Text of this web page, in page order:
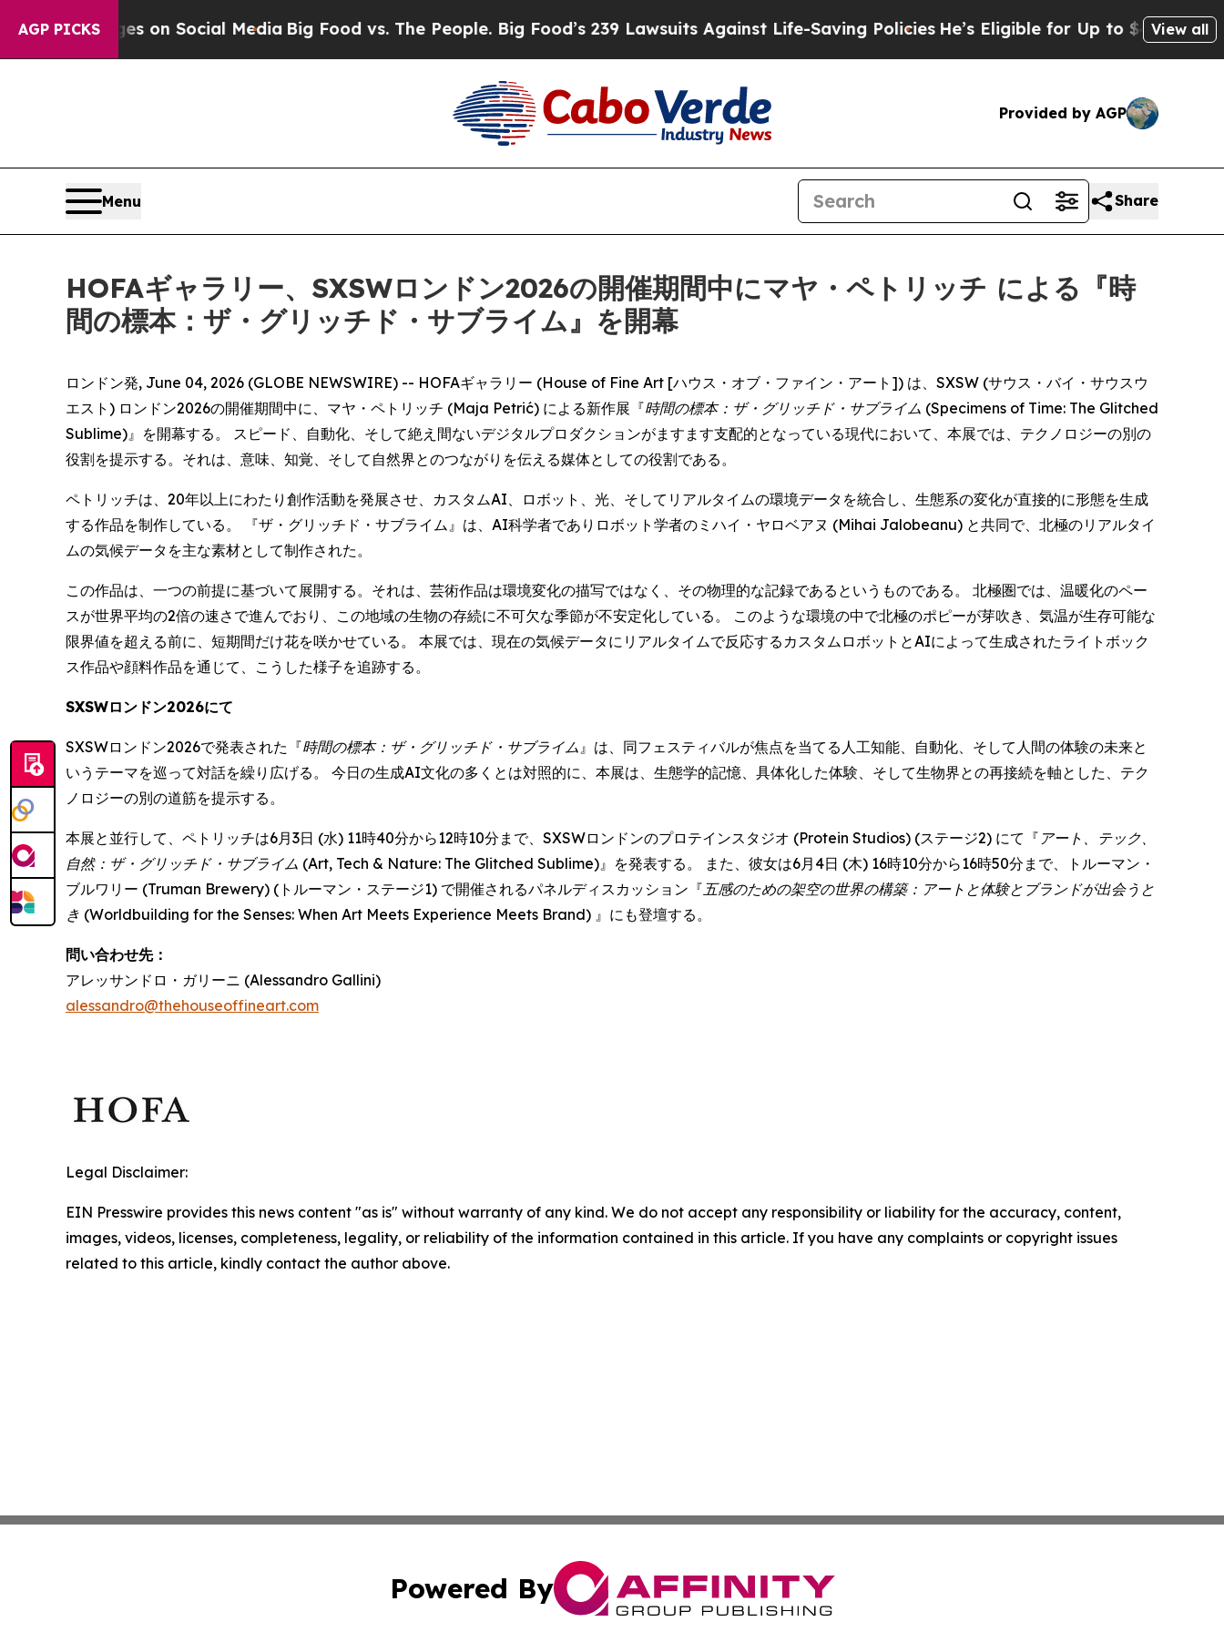
AGP PICKSon Social Media Big Food vs. The People. Big Food’s 239 Lawsuits Against Life-Saving PoliciesHe’s Eligible for Up to $480,000 After
View all
Provided by AGP
Menu Share
HOFAギャラリー、SXSWロンドン2026の開催期間中にマヤ・ペトリッチ による『時
間の標本：ザ・グリッチド・サブライム』を開幕
ロンドン発, June 04, 2026 (GLOBE NEWSWIRE) -- HOFAギャラリー (House of Fine Art [ハウス・オブ・ファイン・アート]) は、SXSW (サウス・バイ・サウスウ
エスト) ロンドン2026の開催期間中に、マヤ・ペトリッチ (Maja Petrić) による新作展『時間の標本：ザ・グリッチド・サブライム (Specimens of Time: The Glitched
Sublime)』を開幕する。 スピード、自動化、そして絶え間ないデジタルプロダクションがますます支配的となっている現代において、本展では、テクノロジーの別の
役割を提示する。それは、意味、知覚、そして自然界とのつながりを伝える媒体としての役割である。
ペトリッチは、20年以上にわたり創作活動を発展させ、カスタムAI、ロボット、光、そしてリアルタイムの環境データを統合し、生態系の変化が直接的に形態を生成
する作品を制作している。 『ザ・グリッチド・サブライム』は、AI科学者でありロボット学者のミハイ・ヤロベアヌ (Mihai Jalobeanu) と共同で、北極のリアルタイ
ムの気候データを主な素材として制作された。
この作品は、一つの前提に基づいて展開する。それは、芸術作品は環境変化の描写ではなく、その物理的な記録であるというものである。 北極圏では、温暖化のペー
スが世界平均の2倍の速さで進んでおり、この地域の生物の存続に不可欠な季節が不安定化している。 このような環境の中で北極のポピーが芽吹き、気温が生存可能な
限界値を超える前に、短期間だけ花を咲かせている。 本展では、現在の気候データにリアルタイムで反応するカスタムロボットとAIによって生成されたライトボック
ス作品や顔料作品を通じて、こうした様子を追跡する。
SXSWロンドン2026にて
SXSWロンドン2026で発表された『時間の標本：ザ・グリッチド・サブライム 』は、同フェスティバルが焦点を当てる人工知能、自動化、そして人間の体験の未来と
いうテーマを巡って対話を繰り広げる。 今日の生成AI文化の多くとは対照的に、本展は、生態学的記憶、具体化した体験、そして生物界との再接続を軸とした、テク
ノロジーの別の道筋を提示する。
本展と並行して、ペトリッチは6月3日 (水) 11時40分から12時10分まで、SXSWロンドンのプロテインスタジオ (Protein Studios) (ステージ2) にて『 アート、テック、
自然：ザ・グリッチド・サブライム (Art, Tech & Nature: The Glitched Sublime)』を発表する。 また、彼女は6月4日 (木) 16時10分から16時50分まで、トルーマン・
ブルワリー (Truman Brewery) (トルーマン・ステージ1) で開催されるパネルディスカッション『 五感のための架空の世界の構築：アートと体験とブランドが出会うと
き (Worldbuilding for the Senses: When Art Meets Experience Meets Brand) 』にも登壇する。
問い合わせ先：
アレッサンドロ・ガリーニ (Alessandro Gallini)
alessandro@thehouseoffineart.com
Legal Disclaimer:
EIN Presswire provides this news content "as is" without warranty of any kind. We do not accept any responsibility or liability for the accuracy, content,
images, videos, licenses, completeness, legality, or reliability of the information contained in this article. If you have any complaints or copyright issues
related to this article, kindly contact the author above.
Powered By